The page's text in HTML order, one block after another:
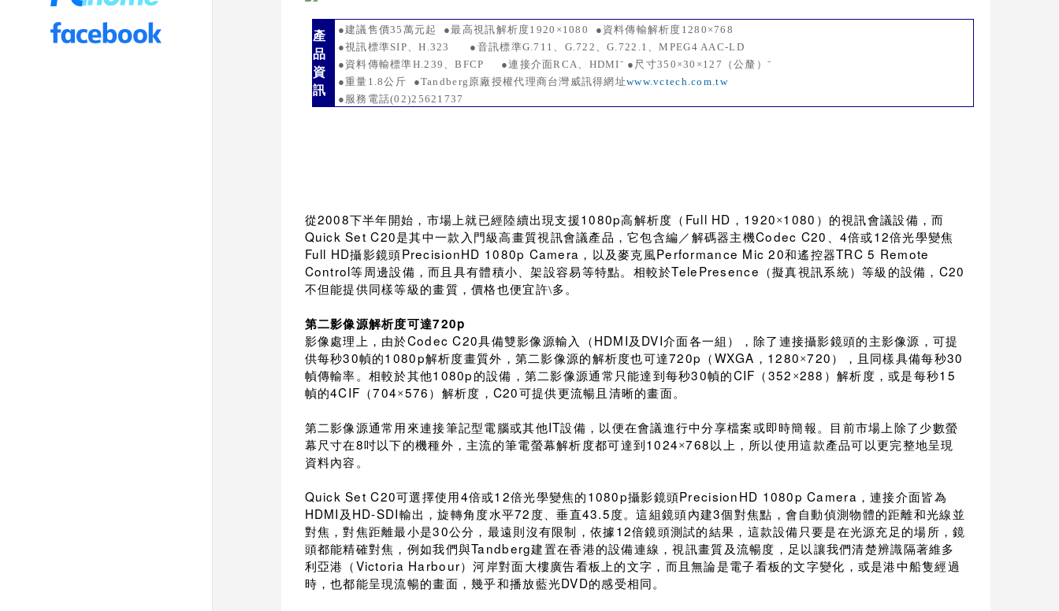
產
品
資
訊
●建議售價35 萬元起 ●最高視訊解析度1920×1080 ● 資料傳輸解析度 1280×768
●視訊標準SIP、H.323 ● 音訊標準G.711 、 G.722 、G.722.1 、MPEG4 AAC-LD
● 資料傳輸標準H.239 、BFCP ●連接介面RCA、 HDMIˉ ● 尺寸350×30×127 （公釐） ˉ
●重量 1.8公斤 ●Tandberg 原廠授權代理商台灣威訊得網址www.vctech.com.tw
● 服務電話(02)25621737
從2008下半年開始，市場上就已經陸續出現支援1080p高解析度（ Full HD ， 1920×1080 ）的視訊會議設備，而
Quick Set C20是其中一款入門級高畫質視訊會議產品，它包含編／解碼器主機Codec C20 4倍或12倍光學變焦
Full HD攝影鏡頭PrecisionHD 1080p Camera ，以及麥克風Performance Mic 20和遙控器TRC 5 Remote
Control等周邊設備，而且具有體積小、架設容易等特點。相較於TelePresence （擬真視訊系統）等級的設備， C20
不但能提供同樣等級的畫質，價格也便宜許\多。
第二影像源解析度可達720p
影像處理上，由於Codec C20具備雙影像源輸入（ HDMI及 DVI介面各一組），除了連接攝影鏡頭的主影像源，可提
供每秒30幀的1080p解析度畫質外，第二影像源的解析度也可達720p （ WXGA ， 1280×720 ），且同樣具備每秒30
幀傳輸率。相較於其他1080p 的設備，第二影像源通常只能達到每秒30幀的CIF （ 352 ×288 ）解析度，或是每秒15
幀的4CIF （704×576 ）解析度， C20可提供更流暢且清晰的畫面。
第二影像源通常用來連接筆記型電腦或其他IT設備，以便在會議進行中分享檔案或即時簡報。目前市場上除了少數螢
幕尺寸在8吋以下的機種外，主流的筆電螢幕解析度都可達到 1024×768 以上，所以使用這款產品可以更完整地呈現
資料內容。
Quick Set C20可選擇使用4倍或12倍光學變焦的 1080p攝影鏡頭PrecisionHD 1080p Camera ，連接介面皆為
HDMI 及 HD-SDI輸出，旋轉角度水平72 度、垂直43.5 度。這組鏡頭內建3個對焦點，會自動偵測物體的距離和光線並
對焦，對焦距離最小是30公分 ，最遠則沒有限制，依據 12倍鏡頭測試的結果，這款設備只要是在光源充足的場所，鏡
頭都能精確對焦，例如我們與Tandberg建置在香港的設備連線，視訊畫質及流暢度，足以讓我們清楚辨識隔著維多
利亞港（ Victoria Harbour）河岸對面大樓廣告看板上的文字，而且無論是電子看板的文字變化，或是港中船隻經過
時，也都能呈現流暢的畫面，幾乎和播放藍光DVD的感受相同。